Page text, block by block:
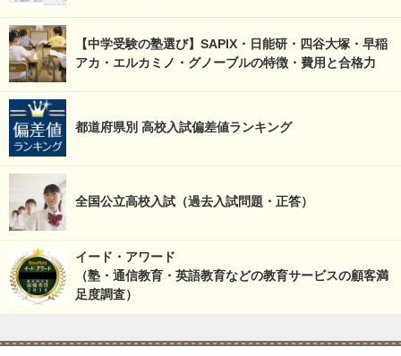
【中学受験の塾選び】SAPIX・日能研・四谷大塚・早稲
アカ・エルカミノ・グノーブルの特徴・費用と合格力
都道府県別 高校入試偏差値ランキング
全国公立高校入試（過去入試問題・正答）
イード・アワード
（塾・通信教育・英語教育などの教育サービスの顧客満
足度調査）